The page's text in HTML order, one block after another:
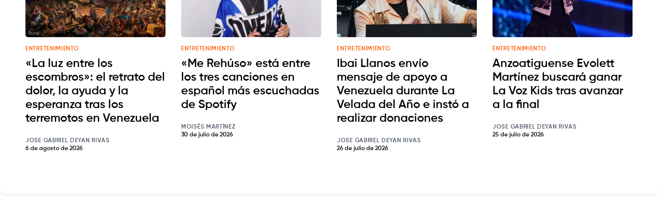
ENTRETENIMIENTO
«La luz entre los
escombros»: el retrato del
dolor, la ayuda y la
esperanza tras los
terremotos en Venezuela
JOSE GABRIEL DEYAN RIVAS
6 de agosto de 2026
ENTRETENIMIENTO
«Me Rehúso» está entre
los tres canciones en
español más escuchadas
de Spotify
MOISÉS MARTÍNEZ
30 de julio de 2026
ENTRETENIMIENTO
Ibai Llanos envío
mensaje de apoyo a
Venezuela durante La
Velada del Año e instó a
realizar donaciones
JOSE GABRIEL DEYAN RIVAS
26 de julio de 2026
ENTRETENIMIENTO
Anzoatiguense Evolett
Martínez buscará ganar
La Voz Kids tras avanzar
a la final
JOSE GABRIEL DEYAN RIVAS
25 de julio de 2026